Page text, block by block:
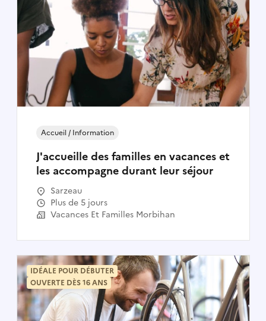
J'accueille des familles en vacances et
les accompagne durant leur séjour
Accueil / Information
Sarzeau
Plus de 5 jours
Vacances Et Familles Morbihan
IDÉALE POUR DÉBUTER
OUVERTE DÈS 16 ANS